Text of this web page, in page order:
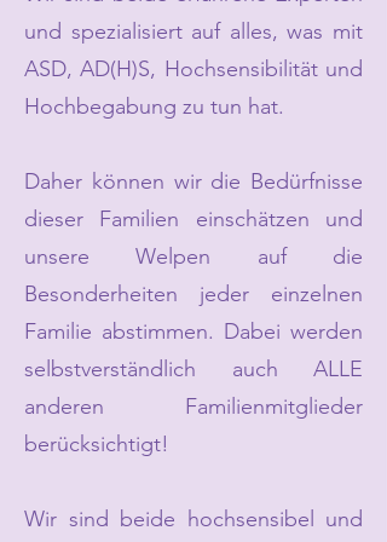
und spezialisiert auf alles, was mit
ASD, AD(H)S, Hochsensibilität und
Hochbegabung zu tun hat.
Daher können wir die Bedürfnisse
dieser Familien einschätzen und
unsere Welpen auf die
Besonderheiten jeder einzelnen
Familie abstimmen. Dabei werden
selbstverständlich auch ALLE
anderen Familienmitglieder
berücksichtigt!
Wir sind beide hochsensibel und